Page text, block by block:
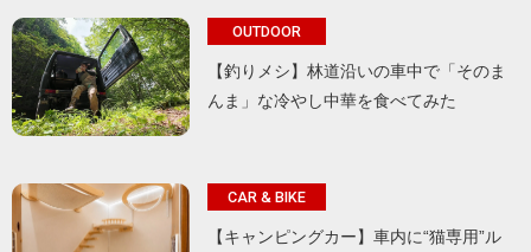
OUTDOOR
【釣りメシ】林道沿いの車中で「そのま
んま」な冷やし中華を食べてみた
CAR & BIKE
【キャンピングカー】車内に“猫専用”ル